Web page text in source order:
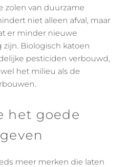
zolen van duurzame
niet alleen afval, maar
er minder nieuwe
Biologisch katoen
pesticiden verbouwd,
het milieu als de
het goede
meer merken die laten